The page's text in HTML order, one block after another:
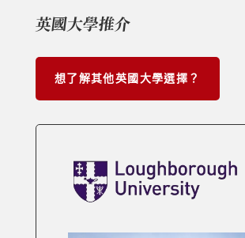
英國大學推介
想了解其他英國大學選擇？